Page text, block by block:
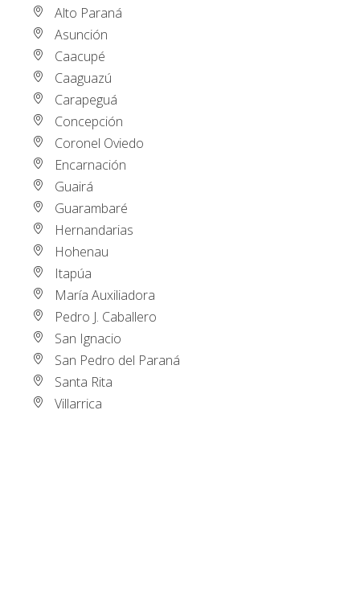
Alto Paraná
Asunción
Caacupé
Caaguazú
Carapeguá
Concepción
Coronel Oviedo
Encarnación
Guairá
Guarambaré
Hernandarias
Hohenau
Itapúa
María Auxiliadora
Pedro J. Caballero
San Ignacio
San Pedro del Paraná
Santa Rita
Villarrica